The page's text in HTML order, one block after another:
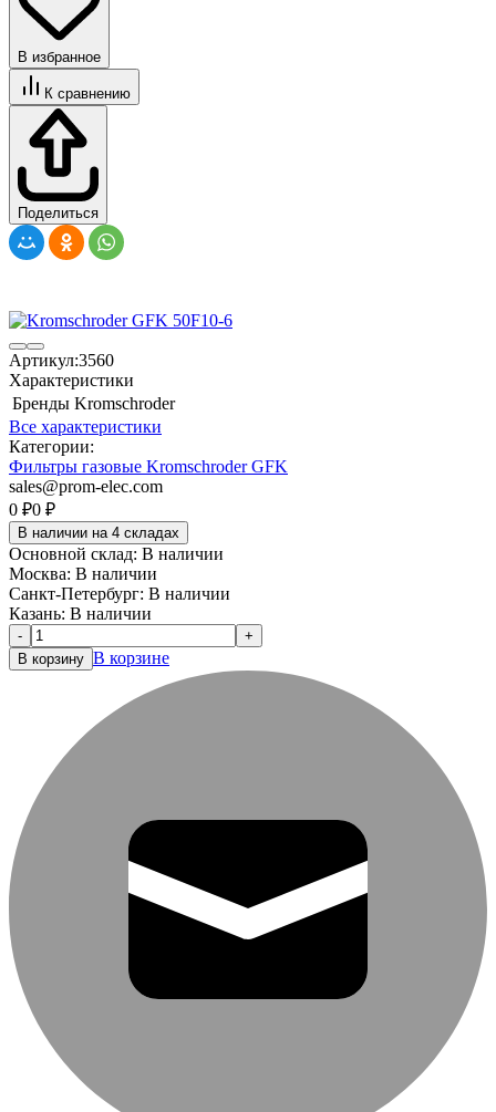
В избранное
К сравнению
Поделиться
Артикул:3560
Характеристики
Бренды Kromschroder
Все характеристики
Категории:
Фильтры газовые Kromschroder GFK
sales@prom-elec.com
0 ₽0 ₽
В наличии на 4 складах
Основной склад: В наличии
Москва: В наличии
Санкт-Петербург: В наличии
Казань: В наличии
-
+
В корзину В корзине